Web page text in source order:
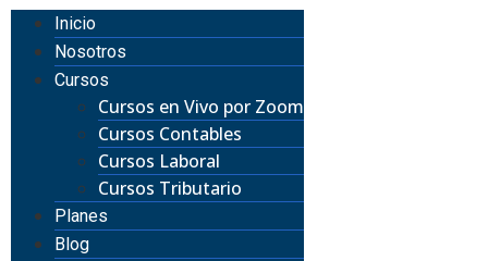
Inicio
Nosotros
Cursos
Cursos en Vivo por Zoom
Cursos Contables
Cursos Laboral
Cursos Tributario
Planes
Blog